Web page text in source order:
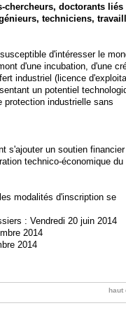
chercheurs, doctorants liés
techniciens,
d'intéresser le
d'une incubation, d'une
industriel (licence
un potentiel
protection industrielle sans
s'ajouter un soutien financier
technico-économique du
modalités d'inscription se
: Vendredi 20 juin 2014
2014
2014
haut